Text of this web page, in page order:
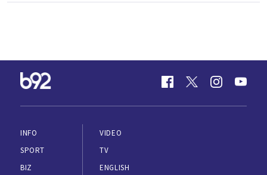
INFO
SPORT
BIZ
VIDEO
TV
ENGLISH